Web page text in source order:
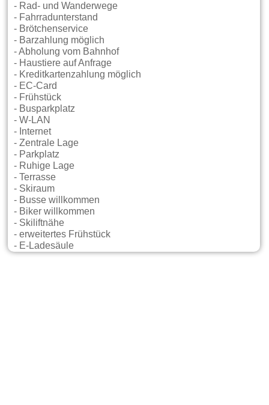
- Rad- und Wanderwege
- Fahrradunterstand
- Brötchenservice
- Barzahlung möglich
- Abholung vom Bahnhof
- Haustiere auf Anfrage
- Kreditkartenzahlung möglich
- EC-Card
- Frühstück
- Busparkplatz
- W-LAN
- Internet
- Zentrale Lage
- Parkplatz
- Ruhige Lage
- Terrasse
- Skiraum
- Busse willkommen
- Biker willkommen
- Skiliftnähe
- erweitertes Frühstück
- E-Ladesäule